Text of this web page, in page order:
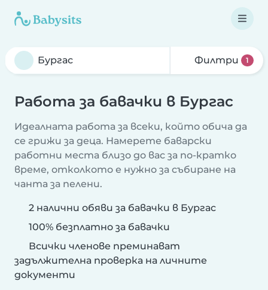
Филтри 1
Работа за бавачки в Бургас
Идеалната работа за всеки, който обича да
се грижи за деца. Намерете баварски
работни места близо до вас за по-кратко
време, отколкото е нужно за събиране на
чанта за пелени.
2 налични обяви за бавачки в Бургас
100% безплатно за бавачки
Всички членове преминават
задължителна проверка на личните
документи